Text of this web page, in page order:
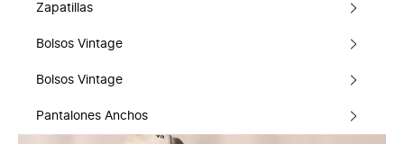
Zapatillas
Bolsos Vintage
Bolsos Vintage
Pantalones Anchos